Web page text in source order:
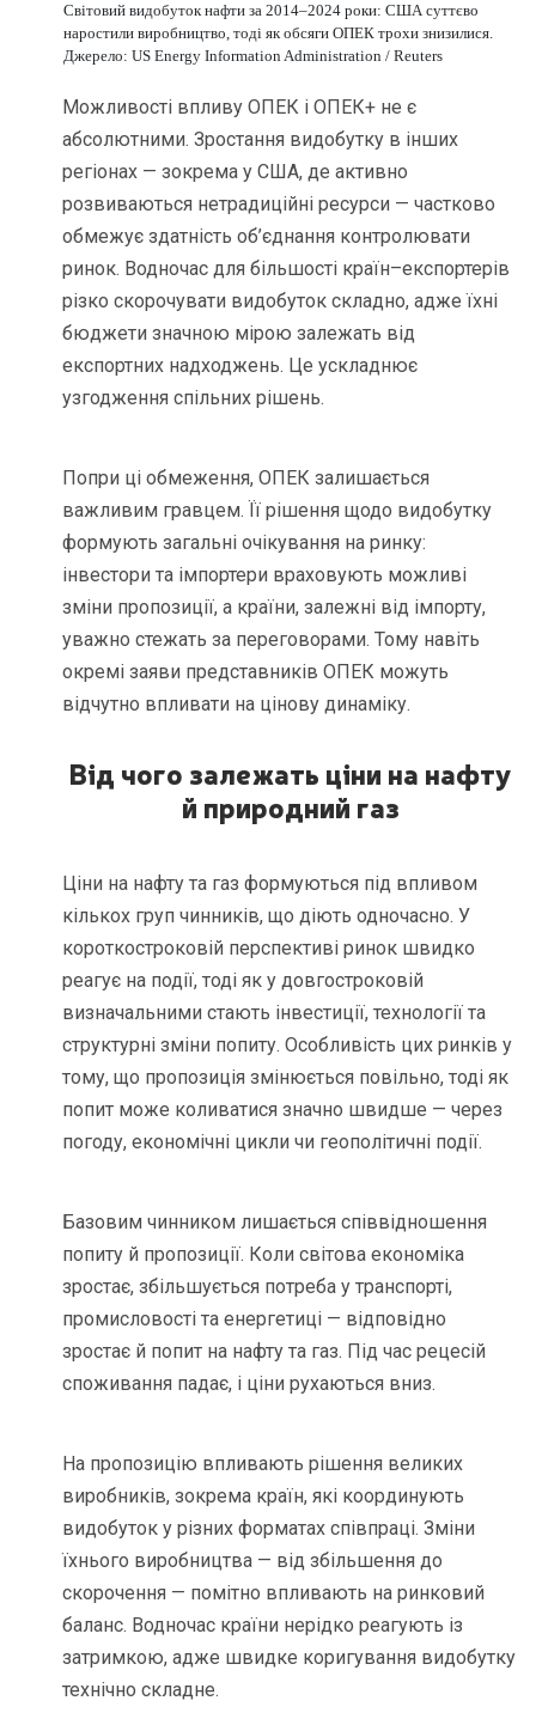
Світовий видобуток нафти за 2014–2024 роки: США суттєво
наростили виробництво, тоді як обсяги ОПЕК трохи знизилися.
Джерело: US Energy Information Administration / Reuters
Можливості впливу ОПЕК і ОПЕК+ не є
абсолютними. Зростання видобутку в інших
регіонах — зокрема у США, де активно
розвиваються нетрадиційні ресурси — частково
обмежує здатність об’єднання контролювати
ринок. Водночас для більшості країн–експортерів
різко скорочувати видобуток складно, адже їхні
бюджети значною мірою залежать від
експортних надходжень. Це ускладнює
узгодження спільних рішень.
Попри ці обмеження, ОПЕК залишається
важливим гравцем. Її рішення щодо видобутку
формують загальні очікування на ринку:
інвестори та імпортери враховують можливі
зміни пропозиції, а країни, залежні від імпорту,
уважно стежать за переговорами. Тому навіть
окремі заяви представників ОПЕК можуть
відчутно впливати на цінову динаміку.
Від чого залежать ціни на нафту
й природний газ
Ціни на нафту та газ формуються під впливом
кількох груп чинників, що діють одночасно. У
короткостроковій перспективі ринок швидко
реагує на події, тоді як у довгостроковій
визначальними стають інвестиції, технології та
структурні зміни попиту. Особливість цих ринків у
тому, що пропозиція змінюється повільно, тоді як
попит може коливатися значно швидше — через
погоду, економічні цикли чи геополітичні події.
Базовим чинником лишається співвідношення
попиту й пропозиції. Коли світова економіка
зростає, збільшується потреба у транспорті,
промисловості та енергетиці — відповідно
зростає й попит на нафту та газ. Під час рецесій
споживання падає, і ціни рухаються вниз.
На пропозицію впливають рішення великих
виробників, зокрема країн, які координують
видобуток у різних форматах співпраці. Зміни
їхнього виробництва — від збільшення до
скорочення — помітно впливають на ринковий
баланс. Водночас країни нерідко реагують із
затримкою, адже швидке коригування видобутку
технічно складне.